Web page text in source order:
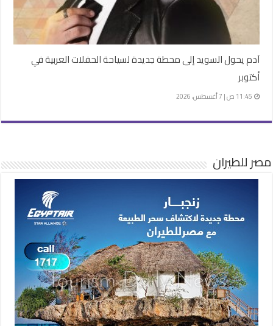
آدم يحول السويد إلى محطة جديدة لسياحة الحفلات العربية في
أكتوبر
11:45 ص | 7 أغسطس، 2026
مصر للطيران